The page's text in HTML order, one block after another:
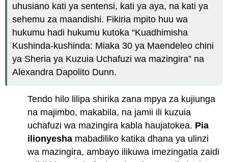
uhusiano kati ya sentensi, kati ya aya, na kati ya
sehemu za maandishi. Fikiria mpito huu wa
hukumu hadi hukumu kutoka “Kuadhimisha
Kushinda-kushinda: Miaka 30 ya Maendeleo chini
ya Sheria ya Kuzuia Uchafuzi wa mazingira” na
Alexandra Dapolito Dunn.
Tendo hilo lilipa shirika zana mpya za kujiunga
na majimbo, makabila, na jamii ili kuzuia
uchafuzi wa mazingira kabla haujatokea. Pia
ilionyesha mabadiliko katika dhana ya ulinzi
wa mazingira, ambayo ilikuwa imezingatia zaidi